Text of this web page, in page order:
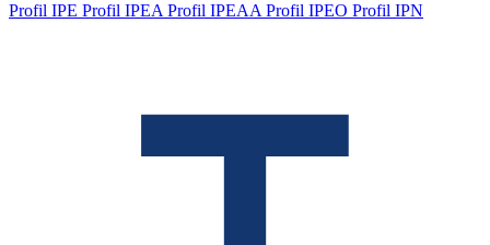
Profil IPE Profil IPEA Profil IPEAA Profil IPEO Profil IPN